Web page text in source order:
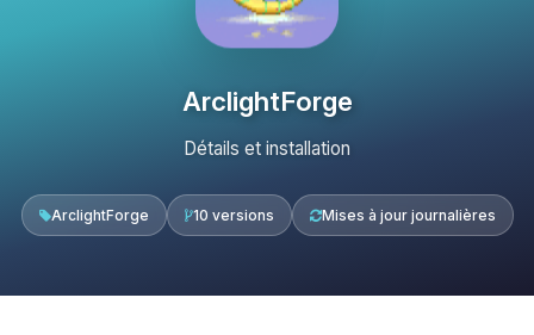
ArclightForge
Détails et installation
ArclightForge 10 versions Mises à jour journalières